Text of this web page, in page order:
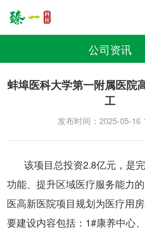
公司资讯
蚌埠医科大学第一附属医院
工
发布时间：2025-05-16
该项目总投资2.8亿元，是
功能、提升区域医疗服务能力
医高新医院项目规划为医疗用
要建设内容包括：1#康养中心